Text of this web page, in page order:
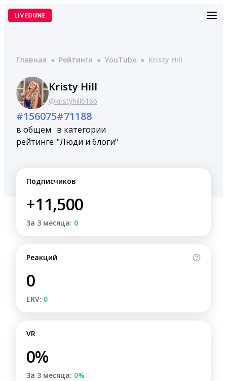
Перейти
Главная ● Рейтинги ● YouTube ● Kristy Hill
Kristy Hill
@kristyhill6166
#156075
в общем
рейтинге
#71188
в категории
"Люди и блоги"
Подписчиков
+11,500
За 3 месяца: 0
Реакций
0
ERV: 0
VR
0%
За 3 месяца: 0%